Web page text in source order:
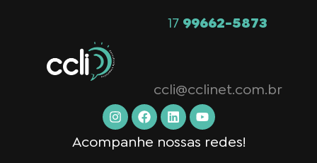
17 99662-5873
ccli@cclinet.com.br
Acompanhe nossas redes!